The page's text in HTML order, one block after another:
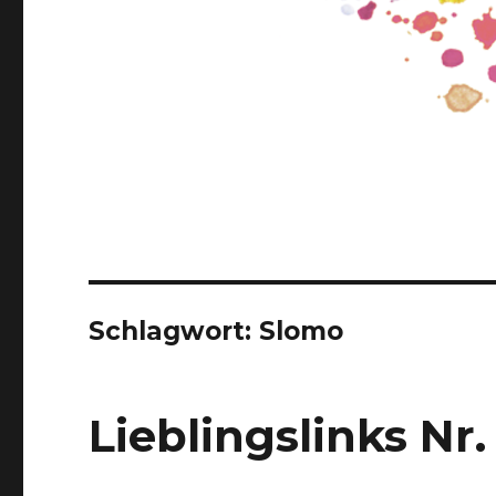
Schlagwort: Slomo
Lieblingslinks Nr.